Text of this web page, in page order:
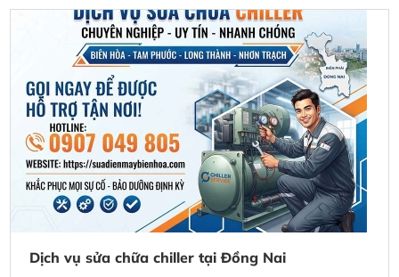
Dịch vụ sửa chữa chiller tại Đồng Nai